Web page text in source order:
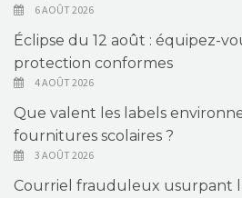
6 AOÛT 2026
Éclipse du 12 août : équipez-
protection conformes
4 AOÛT 2026
Que valent les labels
fournitures scolaires ?
3 AOÛT 2026
Courriel frauduleux usurpant